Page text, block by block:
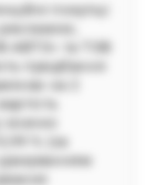
покупці
АВТО» та ТОВ
придбання
на 2
% (за